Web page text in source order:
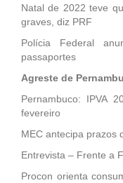
Natal de 2022 teve
graves, diz PRF
Polícia Federal
passaportes
Agreste de
Pernambuco: IPVA
fevereiro
MEC antecipa prazos
Entrevista – Frente a
Procon orienta